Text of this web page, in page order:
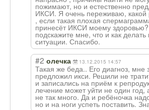
пожимают, но и естественно
ИКСИ. Я очень переживаю, какой
, если такая плохая
принесёт ИКСИ моему
подскажите мне, что и как делать
ситуации. Спасибо.
#2 олечка 13.12.2015 14:57
Такая же беда.. Его диагноз, мне
предложил икси. Решили не
и записались на приём к
лечение может уйти не один
не так много. Да и ребёночка
но и на ноги успеть поставить.